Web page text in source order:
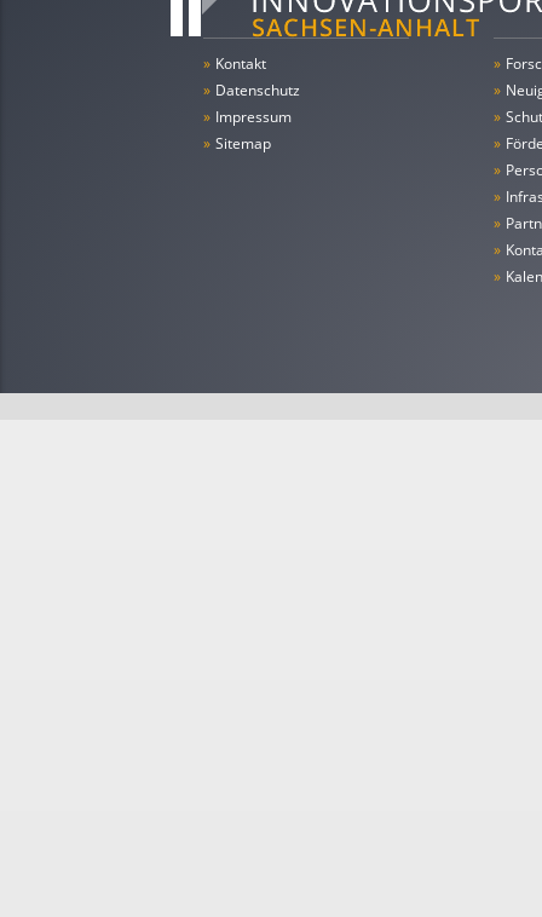
» Kontakt
» Datenschutz
» Impressum
» Sitemap
»
»
»
»
»
»
»
»
»